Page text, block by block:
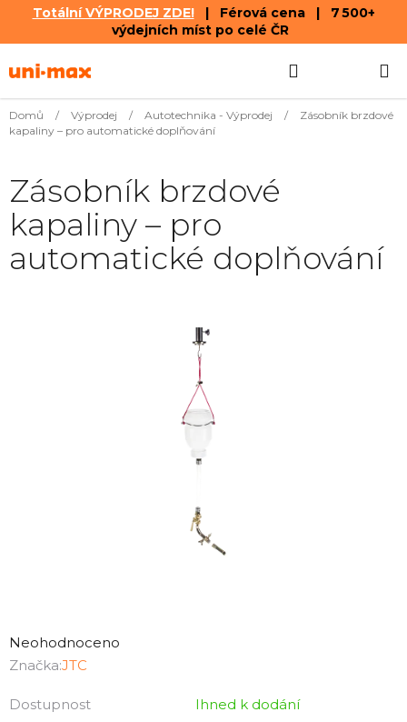
Totální VÝPRODEJ ZDE!| Férová cena | 7 500+
výdejních míst po celé ČR
na
KOŠÍK
Domů / Výprodej / Autotechnika - Výprodej /
Zásobník brzdové
kapaliny – pro automatické doplňování
hodnocení
produktu
0,0
Neohodnoceno
Značka:JTC
Dostupnost
Ihned k dodání
Zásobník brzdové
kapaliny – pro
automatické doplňování